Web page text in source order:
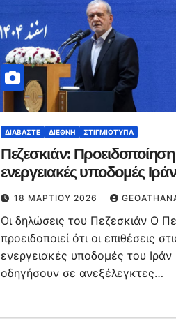
ΔΙΑΒΆΣΤΕ ΔΙΕΘΝΉ ΣΤΙΓΜΙΌΤΥΠΑ
Πεζεσκιάν: Προειδοποίηση
ενεργειακές υποδομές
18 ΜΑΡΤΊΟΥ 2026
Οι δηλώσεις του Πεζεσκιάν Ο
προειδοποιεί ότι οι επιθέσεις
ενεργειακές υποδομές του Ιράν
οδηγήσουν σε ανεξέλεγκτες…